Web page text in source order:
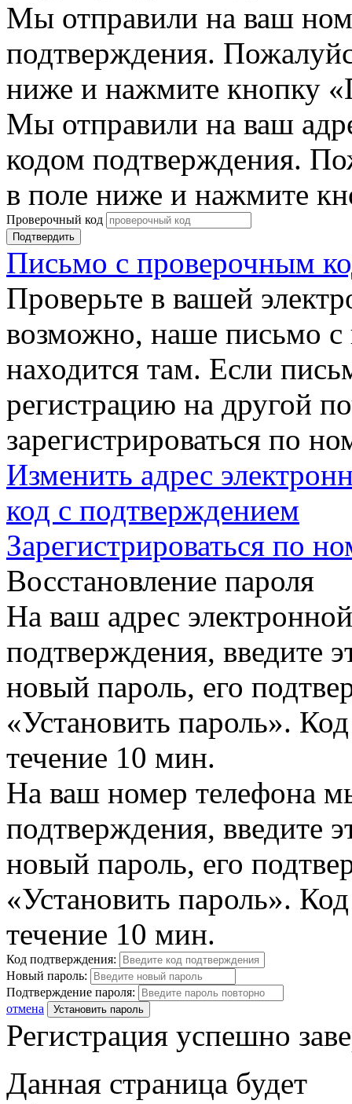
Мы отправили на ваш
подтверждения.
ниже и нажмите кнопку
Мы отправили на ваш
кодом подтверждения.
в поле ниже и нажмите
Проверочный код
Подтвердить
Письмо с проверочным
Проверьте в вашей
возможно, наше письмо с
находится там. Если
регистрацию на другой
зарегистрироваться по
Изменить адрес
код с подтверждением
Зарегистрироваться по
Восстановление пароля
На ваш адрес
подтверждения, введите
новый пароль, его
«Установить пароль».
течение 10 мин.
На ваш номер телефона
подтверждения, введите
новый пароль, его
«Установить пароль».
течение 10 мин.
Код подтверждения:
Новый пароль:
Подтверждение пароля:
отмена
Установить пароль
Регистрация успешно
Данная страница будет